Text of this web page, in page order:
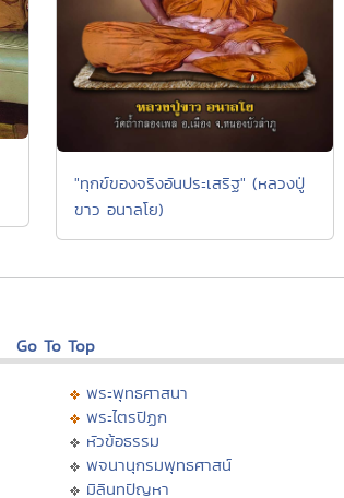
"ทุกข์ของจริงอันประเสริฐ" (หลวงปู่
ขาว อนาลโย)
Go To Top
พระพุทธศาสนา
พระไตรปิฏก
หัวข้อธรรม
พจนานุกรมพุทธศาสน์
มิลินทปัญหา